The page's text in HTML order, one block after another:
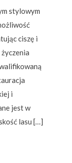
stylowym
ciszę i
i
jest w
lasu […]